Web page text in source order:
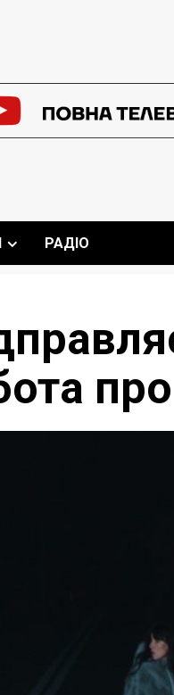
РАДІО